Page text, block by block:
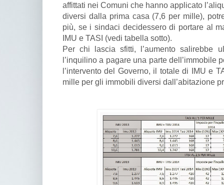
affittati nei Comuni che hanno applicato
diversi dalla prima casa (7,6 per mille),
più, se i sindaci decidessero di portare al
IMU e TASI (vedi tabella sotto).
Per chi lascia sfitti, l’aumento salirebbe
l’inquilino a pagare una parte dell’immobile
l’intervento del Governo, il totale di IMU e
mille per gli immobili diversi dall’abitazione